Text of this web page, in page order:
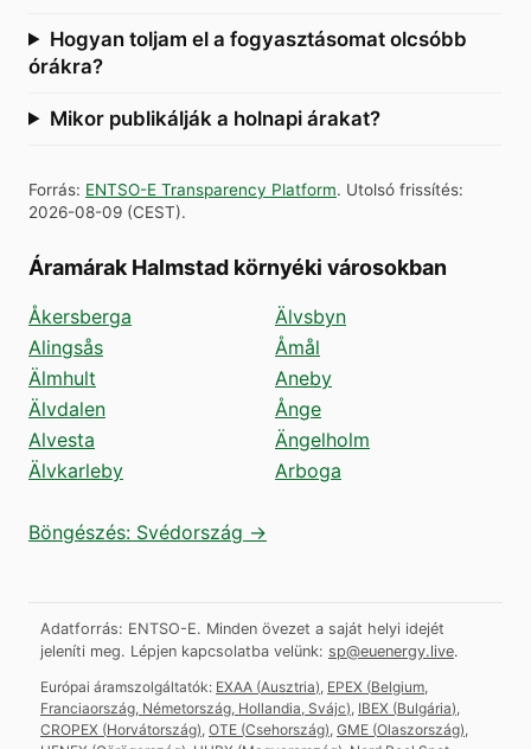
Hogyan toljam el a fogyasztásomat olcsóbb
órákra?
Mikor publikálják a holnapi árakat?
Forrás: ENTSO-E Transparency Platform. Utolsó frissítés:
2026-08-09 (CEST).
Áramárak Halmstad környéki városokban
Åkersberga
Alingsås
Älmhult
Älvdalen
Alvesta
Älvkarleby
Älvsbyn
Åmål
Aneby
Ånge
Ängelholm
Arboga
Böngészés: Svédország →
Adatforrás: ENTSO-E. Minden övezet a saját helyi idejét
jeleníti meg. Lépjen kapcsolatba velünk: sp@euenergy.live.
Európai áramszolgáltatók: EXAA (Ausztria) EPEX (Belgium,
Franciaország, Németország, Hollandia, Svájc) IBEX (Bulgária)
CROPEX (Horvátország) OTE (Csehország) GME (Olaszország)